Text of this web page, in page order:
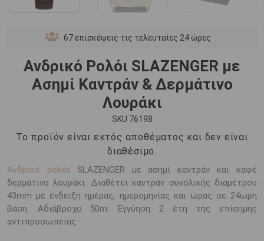
67 επισκέψεις τις τελευταίες 24 ώρες
Ανδρικό Ρολόι SLAZENGER με
Ασημί Καντράν & Δερμάτινο
Λουράκι
SKU 76198
Το προϊόν είναι εκτός αποθέματος και δεν είναι
διαθέσιμο.
Ανδρικό ρολόιSLAZENGER με ασημί καντράν και καφέ
δερμάτινο λουράκι. Διαθέτει καντράν συνολικής διαμέτρου
43mm με ένδειξη ημέρας, ημερομηνίας και ώρας σε 24ωρη
βάση. Αδιάβροχο 50m. Εγγύηση 2 έτη της επίσημης
αντιπροσωπείας.